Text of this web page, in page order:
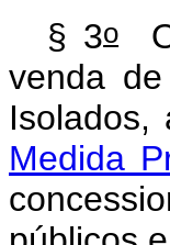
§ 3oO
venda
Medida